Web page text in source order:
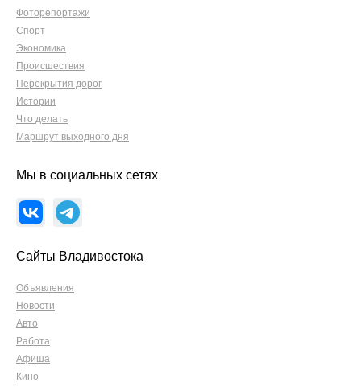
Фоторепортажи
Спорт
Экономика
Происшествия
Перекрытия дорог
Истории
Что делать
Маршрут выходного дня
Мы в социальных сетях
Сайты Владивостока
Объявления
Новости
Авто
Работа
Афиша
Кино